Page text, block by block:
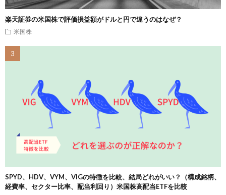
楽天証券の米国株で評価損益額がドルと円で違うのはなぜ？
米国株
SPYD、HDV、VYM、VIGの特徴を比較、結局どれがいい？（構成銘柄、
経費率、セクター比率、配当利回り）米国株高配当ETFを比較